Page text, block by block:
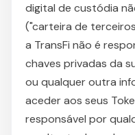
digital de custódia
("carteira de
a TransFi não é
chaves privadas da
ou qualquer outra
aceder aos seus
responsável por